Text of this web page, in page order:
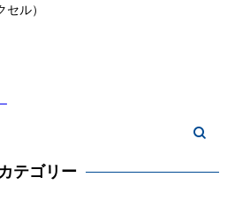
ル）
カテゴリー